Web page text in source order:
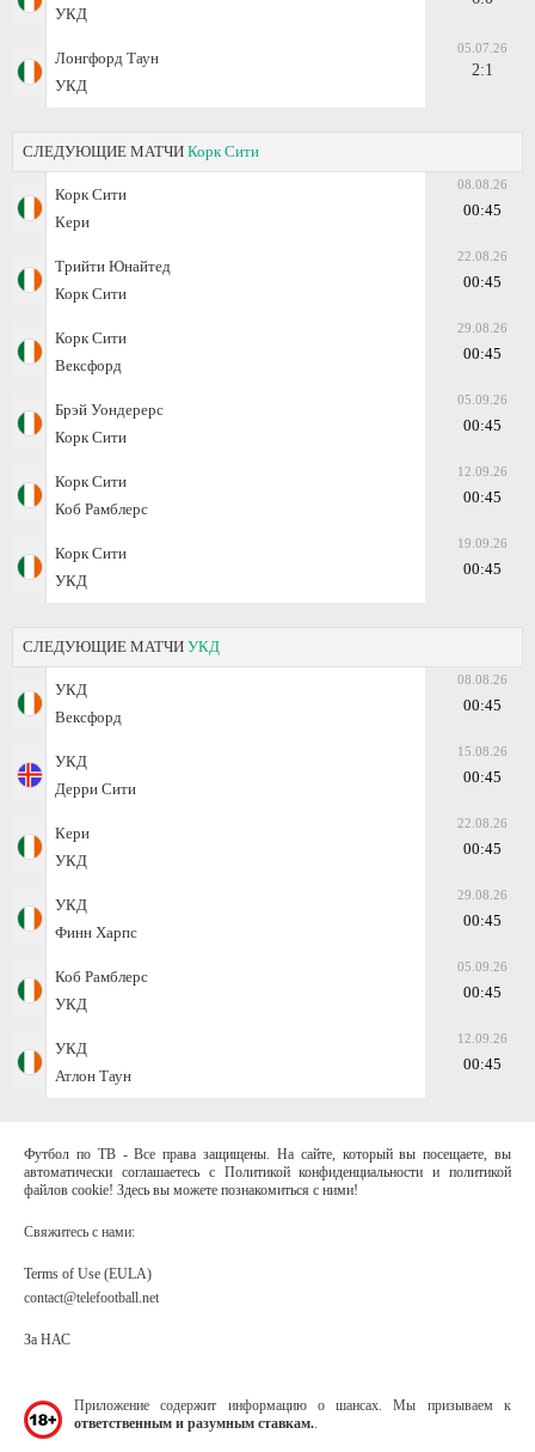
УКД
Лонгфорд Таун
УКД
05.07.26
2:1
СЛЕДУЮЩИЕ МАТЧИ Корк Сити
Корк Сити
Кери
08.08.26
00:45
Трийти Юнайтед
Корк Сити
22.08.26
00:45
Корк Сити
Вексфорд
29.08.26
00:45
Брэй Уондерерс
Корк Сити
05.09.26
00:45
Корк Сити
Коб Рамблерс
12.09.26
00:45
Корк Сити
УКД
19.09.26
00:45
СЛЕДУЮЩИЕ МАТЧИ УКД
УКД
Вексфорд
08.08.26
00:45
УКД
Дерри Сити
15.08.26
00:45
Кери
УКД
22.08.26
00:45
УКД
Финн Харпс
29.08.26
00:45
Коб Рамблерс
УКД
05.09.26
00:45
УКД
Атлон Таун
12.09.26
00:45
Футбол по ТВ - Все права защищены. На сайте, который вы посещаете, вы
автоматически соглашаетесь с Политикой конфиденциальности и политикой
файлов cookie! Здесь вы можете познакомиться с ними!
Свяжитесь с нами:
Terms of Use (EULA)
contact@telefootball.net
За НАС
Приложение содержит информацию о шансах. Мы призываем к
ответственным и разумным ставкам.